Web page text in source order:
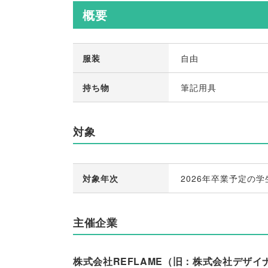
概要
服装 自由
持ち物 筆記用具
対象
対象年次 2026年卒業予定の学
主催企業
株式会社REFLAME（旧：株式会社デザイ